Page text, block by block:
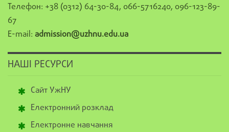
Телефон: +38 (0312) 64-30-84, 066-5716240, 096-123-89-
67
E-mail: admission@uzhnu.edu.ua
НАШІ РЕСУРСИ
Сайт УжНУ
Електронний розклад
Електронне навчання